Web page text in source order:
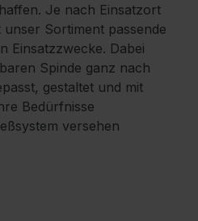
Je nach Einsatzort
Sortiment passende
Einsatzzwecke. Dabei
Spinde ganz nach
gestaltet und mit
Bedürfnisse
versehen